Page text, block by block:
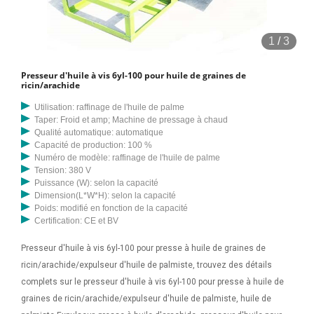
1 /3
Presseur d'huile à vis 6yl-100 pour huile de graines de
ricin/arachide
Utilisation: raffinage de l'huile de palme
Taper: Froid et amp; Machine de pressage à chaud
Qualité automatique: automatique
Capacité de production: 100 %
Numéro de modèle: raffinage de l'huile de palme
Tension: 380 V
Puissance (W): selon la capacité
Dimension(L*W*H): selon la capacité
Poids: modifié en fonction de la capacité
Certification: CE et BV
Presseur d'huile à vis 6yl-100 pour presse à huile de graines de
ricin/arachide/expulseur d'huile de palmiste, trouvez des détails
complets sur le presseur d'huile à vis 6yl-100 pour presse à huile de
graines de ricin/arachide/expulseur d'huile de palmiste, huile de